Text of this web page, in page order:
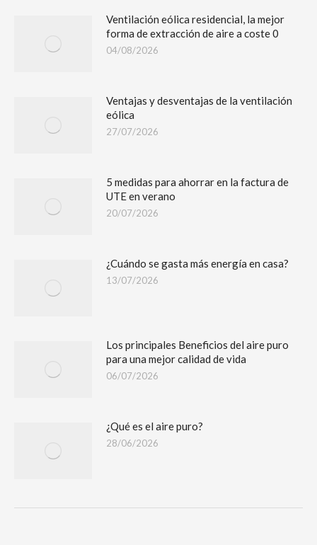
Ventilación eólica residencial, la mejor
forma de extracción de aire a coste 0
04/08/2026
Ventajas y desventajas de la ventilación
eólica
27/07/2026
5 medidas para ahorrar en la factura de
UTE en verano
20/07/2026
¿Cuándo se gasta más energía en casa?
13/07/2026
Los principales Beneficios del aire puro
para una mejor calidad de vida
06/07/2026
¿Qué es el aire puro?
28/06/2026